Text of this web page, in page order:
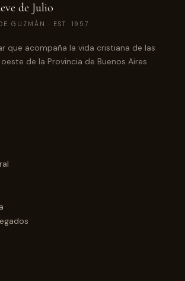
de Julio
GUZMÁN · EST. 1957
que acompaña la vida cristiana de las
de la Provincia de Buenos Aires